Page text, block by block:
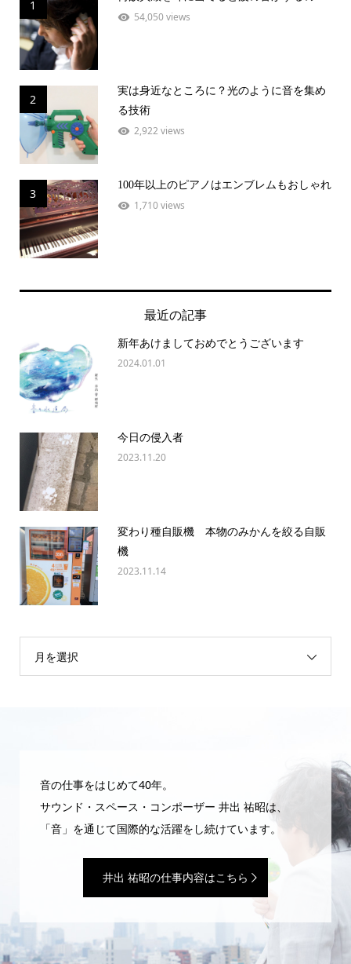
1
54,050 views
2
実は身近なところに？光のように音を集め
る技術
2,922 views
3
100年以上のピアノはエンブレムもおしゃれ
1,710 views
最近の記事
新年あけましておめでとうございます
2024.01.01
今日の侵入者
2023.11.20
変わり種自販機 本物のみかんを絞る自販
機
2023.11.14
月を選択
音の仕事をはじめて40年。
サウンド・スペース・コンポーザー 井出 祐昭は、
「音」を通じて国際的な活躍をし続けています。
井出 祐昭の仕事内容はこちら